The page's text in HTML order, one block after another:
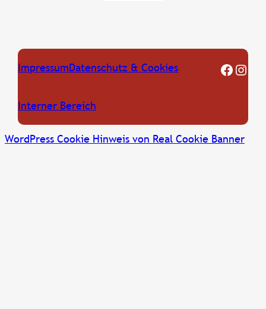
ImpressumDatenschutz & Cookies
Interner Bereich
FF Oberkreuzstetten Facebook Seite Instagram
WordPress Cookie Hinweis von Real Cookie Banner